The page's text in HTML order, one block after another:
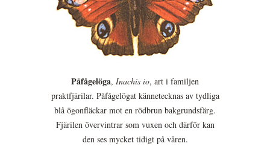
Påfågelöga, Inachis io, art i familjen
praktfjärilar. Påfågelögat kännetecknas av tydliga
blå ögonfläckar mot en rödbrun bakgrundsfärg.
Fjärilen övervintrar som vuxen och därför kan
den ses mycket tidigt på våren.